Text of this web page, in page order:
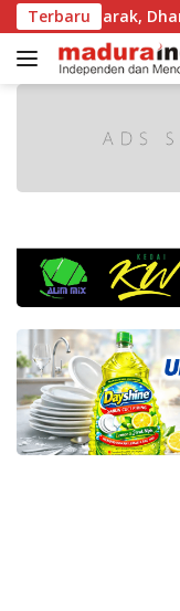
Langsung
ke
konten
Terbaru
Semarak, Dharma